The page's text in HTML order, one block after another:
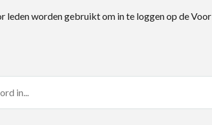
worden gebruikt om in te loggen op de Voor